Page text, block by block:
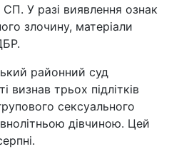
У разі виявлення ознак
злочину, матеріали
районний суд
визнав трьох підлітків
сексуального
дівчиною. Цей